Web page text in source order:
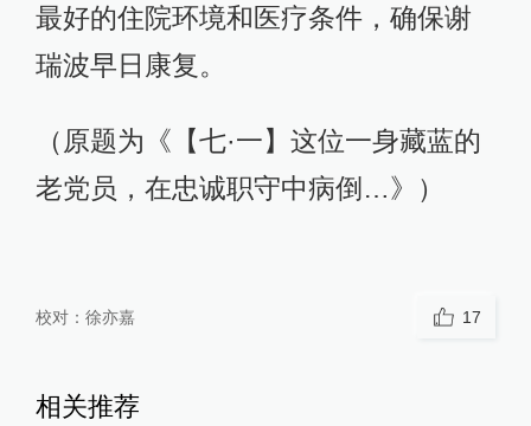
最好的住院环境和医疗条件，确保谢
瑞波早日康复。
（原题为《【七·一】这位一身藏蓝的
老党员，在忠诚职守中病倒…》）
校对： 徐亦嘉 17
相关推荐